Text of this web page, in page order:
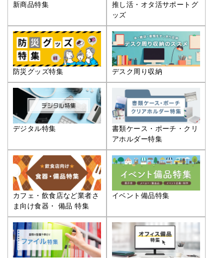
新商品特集
推し活・オタ活サポートグ
ッズ
防災グッズ特集 デスク周り収納
デジタル特集
書類ケース・ポーチ・クリ
アホルダー特集
カフェ・飲食店など業者さ
ま向け食器・ 備品 特集
イベント備品特集